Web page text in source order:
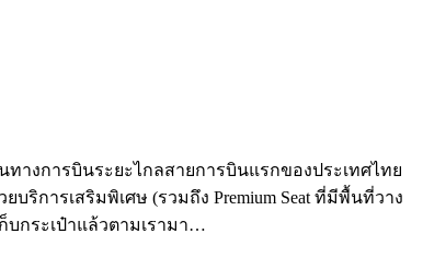
างการบินระยะไกลสายการบินแรกของประเทศไทย
การเสริมพิเศษ (รวมถึง Premium Seat ที่มีพื้นที่วาง
บกระเป๋าแล้วตามเรามา…